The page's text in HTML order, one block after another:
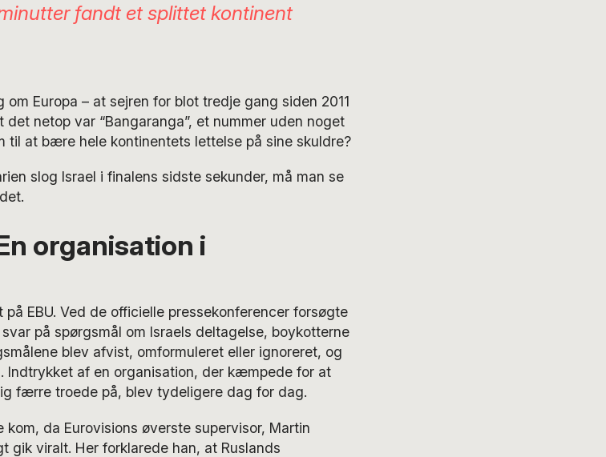
fandt et splittet kontinent
Europa – at sejren for blot tredje gang siden 2011
netop var “Bangaranga”, et nummer uden noget
til at bære hele kontinentets lettelse på sine skuldre?
slog Israel i finalens sidste sekunder, må man se
organisation i
EBU. Ved de officielle pressekonferencer forsøgte
på spørgsmål om Israels deltagelse, boykotterne
blev afvist, omformuleret eller ignoreret, og
Indtrykket af en organisation, der kæmpede for at
færre troede på, blev tydeligere dag for dag.
da Eurovisions øverste supervisor, Martin
gik viralt. Her forklarede han, at Ruslands